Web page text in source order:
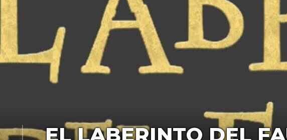
Colecciones
Noticias
HBO Max
EL LABERINTO DEL